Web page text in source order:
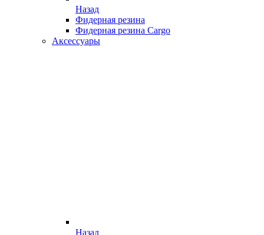
Назад
Фидерная резина
Фидерная резина Cargo
Аксессуары
Назад